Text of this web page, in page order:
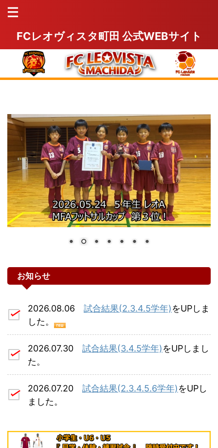
FCレオヴィスタ町田 公式WEBサイト
お知らせ
2026.08.06 試合結果(2.3.4.5学年)をUPしま
した。
2026.07.30 試合結果(3.4.5学年)をUPしまし
た。
2026.07.20 試合結果(2.3.4.5.6学年)をUPし
ました。
した。
スケジュールに反映しました。